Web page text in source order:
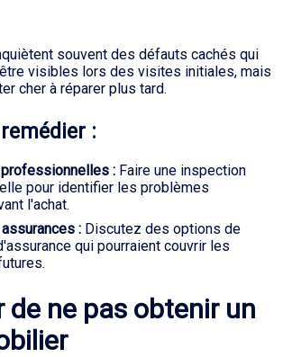
souvent des défauts cachés qui
visibles lors des visites initiales, mais
cher à réparer plus tard.
:
: Faire une inspection
pour identifier les problèmes
l'achat.
: Discutez des options de
qui pourraient couvrir les
de ne pas obtenir un